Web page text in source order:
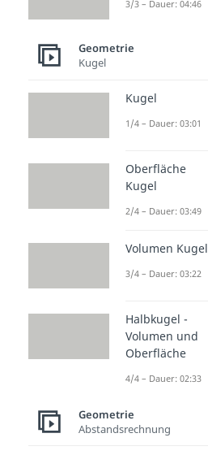
3/3 – Dauer: 04:46
Geometrie
Kugel
Kugel
1/4 – Dauer: 03:01
Oberfläche
Kugel
2/4 – Dauer: 03:49
Volumen Kugel
3/4 – Dauer: 03:22
Halbkugel -
Volumen und
Oberfläche
4/4 – Dauer: 02:33
Geometrie
Abstandsrechnung